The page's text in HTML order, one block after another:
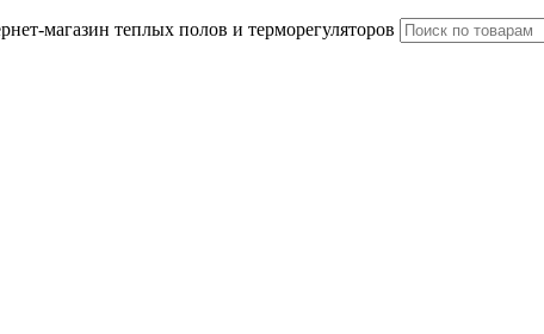
магазин теплых полов и терморегуляторов